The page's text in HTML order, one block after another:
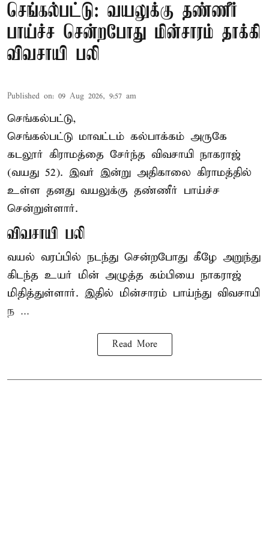
செங்கல்பட்டு: வயலுக்கு தண்ணீர்
பாய்ச்ச சென்றபோது மின்சாரம் தாக்கி
விவசாயி பலி
Published on: 09 Aug 2026, 9:57 am
செங்கல்பட்டு,
செங்கல்பட்டு மாவட்டம் கல்பாக்கம் அருகே
கடலூர் கிராமத்தை சேர்ந்த விவசாயி நாகராஜ்
(வயது 52). இவர் இன்று அதிகாலை கிராமத்தில்
உள்ள தனது வயலுக்கு தண்ணீர் பாய்ச்ச
சென்றுள்ளார்.
விவசாயி பலி
வயல் வரப்பில் நடந்து சென்றபோது கீழே அறுந்து
கிடந்த உயர் மின் அழுத்த கம்பியை நாகராஜ்
மிதித்துள்ளார். இதில் மின்சாரம் பாய்ந்து விவசாயி
ந ...
Read More